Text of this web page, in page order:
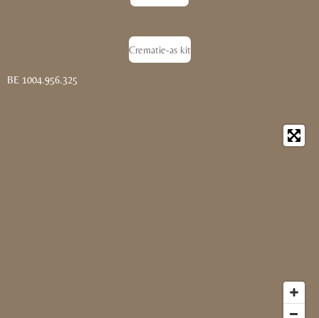
Crematie-as kit
BE 1004.956.325